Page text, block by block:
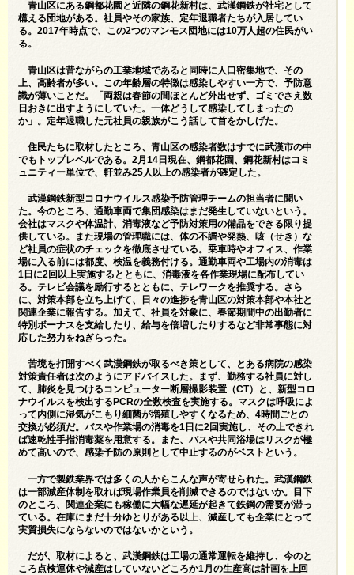
青山区にある鋼都花園と近隣の鋼花新村は、武漢鋼鉄が社宅として
構える団地がある。社員やその家族、定年退職者たちが入居してい
る。2017年時点で、この2つのマンモス団地には10万人超の住民がい
る。
青山区は昔ながらの工業地域であると同時に人口密集地で、その
上、高齢者が多い。この年齢層の特徴は感染しやすい一方で、予防意
識が薄いことだ。「両親は春節の間ほとんど外出せず、ゴミでさえ数
日おきに出すようにしていた。一体どうして感染してしまったの
か」。定年退職した元社員の親族がこう話して首をかしげた。
住民たちに取材したところ、青山区の感染者数はすでに武漢市の中
でもトップレベルである。2月14日現在、鋼都花園、鋼花新村はコミ
ュニティー単位で、軒並み25人以上の感染者が確定した。
武漢鋼鉄新型コロナウイルス感染予防管理チームの担当者に聞い
た。今のところ、通勤車両で集団感染はまだ発生していないという。
会社はマスクや体温計、消毒液など予防対策用の備品をできる限り提
供している。また現場の管理職には、体の不調や発熱、咳（せき）な
ど社員の症状のチェックを徹底させている。乗車時やオフィス、作業
場に入る前には都度、検温を義務付ける。通勤車両や工場内の消毒は
1日に2回以上実施するとともに、消毒液を各作業現場に配布してい
る。テレビ会議を励行するとともに、テレワークを推奨する。さら
に、対策本部を立ち上げて、日々の進捗を青山区の対策本部や本社と
関連企業に報告する。加えて、社員を対象に、春節期間中の出勤者に
特別ボーナスを支給したり、給与を倍増したりするなど非常事態に対
応した努力をねぎらった。
苦境を打開すべく武漢鋼鉄が取るべき策として、とある病院の感染
対策責任者は次のようにアドバイスした。まず、勤務する社員に対し
て、肺炎を見つけるコンピューター断層撮影装置（CT）と、新型コロ
ナウイルスを検出するPCRの全数検査を実施する。マスクは呼吸によ
って内側に湿気がこもり細菌が増殖しやすくなるため、4時間ごとの
交換が必須だ。バスや作業場の消毒を1日に2回実施し、その上できれ
ば速乾性手指消毒薬を用意する。また、バスや共同浴場はリスクが極
めて高いので、感染予防の原則として中止するのがベストという。
一方で製鉄業界では多くの人からこんな声が寄せられた。武漢鋼鉄
は一部減産体制を取れば現場作業員を削減できるのではないか。目下
のところ、関連企業にも稼働に大幅な遅延が起きて鉄鋼の需要が滞っ
ている。在庫にまだ十分ゆとりがある以上、減産しても企業にとって
実質損失にならないのではないかという。
だが、取材によると、武漢鋼鉄は工場の通常運転を維持し、今のと
ころ点検運休や減産はしていないどころか1月の生産高は計画を上回